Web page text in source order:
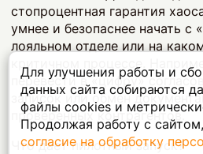
стопроцентная гарантия
умнее и безопаснее начать с
лояльном отделе или на
критичном процессе.
перевести в «цифру»
записок или обмен
проверенных контрагентов.
Что дает пилотный запуск?
Для улучшения работы и
данных сайта собираются
файлы cookies и
Продолжая работу с
согласие на обработку